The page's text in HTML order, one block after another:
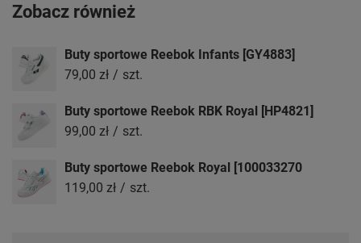
Zobacz również
Buty sportowe Reebok Infants [GY4883]
79,00 zł / szt.
Buty sportowe Reebok RBK Royal [HP4821]
99,00 zł / szt.
Buty sportowe Reebok Royal [100033270
119,00 zł / szt.